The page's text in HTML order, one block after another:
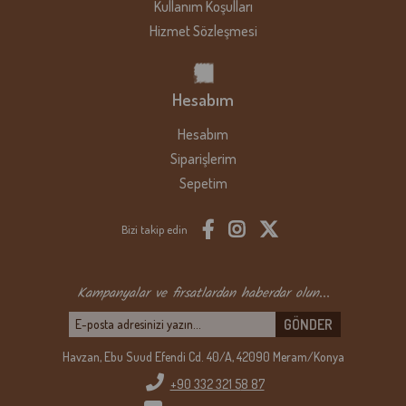
Kullanım Koşulları
Hizmet Sözleşmesi
Hesabım
Hesabım
Siparişlerim
Sepetim
Bizi takip edin
Kampanyalar ve firsatlardan haberdar olun...
GÖNDER
Havzan, Ebu Suud Efendi Cd. 40/A, 42090 Meram/Konya
+90 332 321 58 87